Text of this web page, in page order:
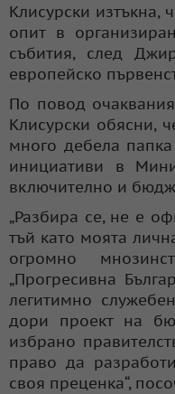
Клисурски изтъкна,
опит в
събития, след
европейско
По повод
Клисурски обясни,
много дебела
инициативи в
включително и
„Разбира се, не е
тъй като моята
огромно
„Прогресивна
легитимно
дори проект на
избрано
право да
своя преценка“,